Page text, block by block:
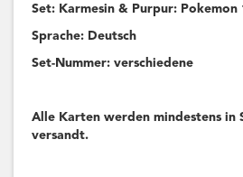
Set: Karmesin & Purpur: Pokemon
Sprache: Deutsch
Set-Nummer: verschiedene
Alle Karten werden mindestens in
versandt.